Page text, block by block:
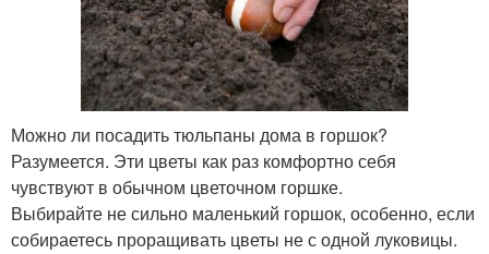
Можно ли посадить тюльпаны дома в горшок?
Разумеется. Эти цветы как раз комфортно себя
чувствуют в обычном цветочном горшке.
Выбирайте не сильно маленький горшок, особенно, если
собираетесь проращивать цветы не с одной луковицы.